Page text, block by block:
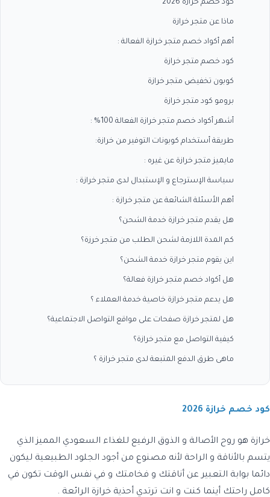
كود خصم خرازة 2026
ماذا عن متجر خرازة
أهم أكواد خصم متجر خرازة الفعالة :
كود خصم متجر خرازة
كوبون تخفيض متجر خرازة
برومو كود متجر خرازة
أشهر أكواد خصم متجر خرازة الفعالة 100% :
طريقة أستخدام كوبونات التوفير من خرازة:
مايميز متجر خرازة عن غيره :
سياسة الإسترجاع و الإستبدال لدى متجر خرازة :
أهم الأسئلة الشائعة عن متجر خرازة :
هل يقدم متجر خرازة خدمة الشحن؟
كم المدة اللازمة لشحن الطلب من متجر خرزة؟
اين يقوم متجر خرازة خدمة الشحن؟
هل أكواد خصم متجر خرازة فعالة؟
هل يدعم متجر خرازة خاصية خدمة العملاء ؟
هل لمتجر خرازة صفحات على مواقع التواصل الاجتماعية؟
كيفية التواصل مع متجر خرازة؟
ماهى طرق الدفع المتبعة لدى متجر خرازة ؟
كود خصم خرازة 2026
خرازة هو روح الأصالة و الذوق الرفيع للغذاء السعودي المميز الذي
يتسم بالأناقة و الراحة لأنه مصنوع من أجود الجلود الطبيعية ليكون
دائما بوابة التعبير عن أناقتك و فخامتك و في نفس الوقت تكون في
كامل راحتك أينما كنت و انت ترتدي أحذية خرازة الرائعة .